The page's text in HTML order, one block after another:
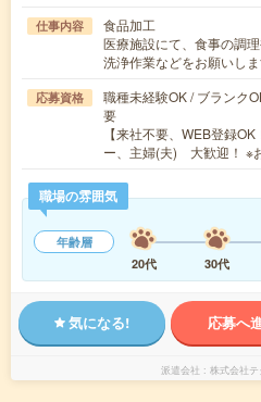
仕事内容
食品加工
医療施設にて、食事の調
洗浄作業などをお願いし
応募資格
職種未経験OK / ブランク
要
【来社不要、WEB登録
ー、主婦(夫) 大歓迎！ ※
職場の雰囲気
年齢層
20代
30代
気になる! 応募へ
派遣会社 株式会社テ